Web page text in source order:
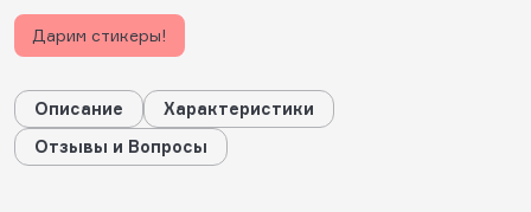
Дарим стикеры!
Описание
Характеристики
Отзывы и Вопросы